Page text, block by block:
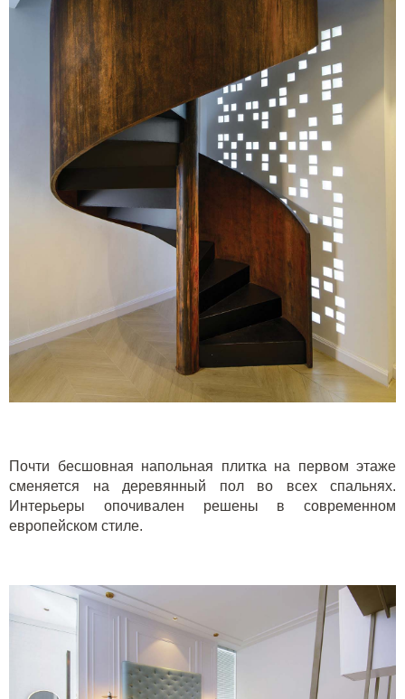
Почти бесшовная напольная плитка на первом этаже
сменяется на деревянный пол во всех спальнях.
Интерьеры опочивален решены в современном
европейском стиле.